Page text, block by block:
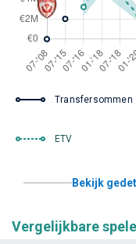
Transfersommen
ETV
Bekijk
Vergelijkbare